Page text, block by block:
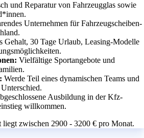
und Reparatur von Fahrzeugglas sowie
Unternehmen für Fahrzeugscheiben-
Gehalt, 30 Tage Urlaub, Leasing-Modelle
Vielfältige Sportangebote und
Werde Teil eines dynamischen Teams und
Ausbildung in der Kfz-
willkommen.
liegt zwischen 2900 - 3200 € pro Monat.